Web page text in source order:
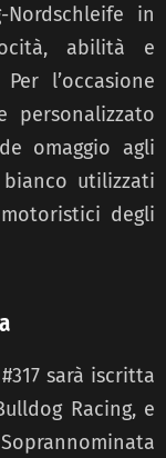
Nordschleife in
abilità e
l’occasione
personalizzato
omaggio agli
utilizzati
degli
sarà iscritta
Racing, e